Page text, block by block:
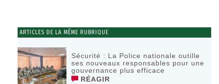
ARTICLES DE LA MÊME RUBRIQUE
Sécurité : La Police nationale outille
ses nouveaux responsables pour une
gouvernance plus efficace
RÉAGIR